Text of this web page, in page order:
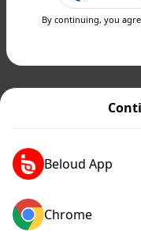
Beloud App
Chrome
By continuing, you